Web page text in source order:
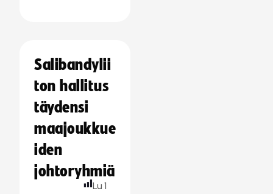
Salibandylii
ton hallitus
täydensi
maajoukkue
iden
johtoryhmiä
Lu 1